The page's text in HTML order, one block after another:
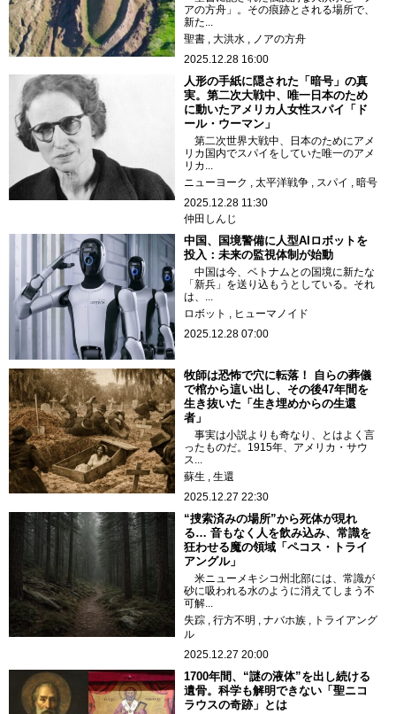
アの方舟」。その痕跡とされる場所で、
新た...
聖書
大洪水
ノアの方舟
2025.12.28 16:00
人形の手紙に隠された「暗号」の真
実。第二次大戦中、唯一日本のため
に動いたアメリカ人女性スパイ「ド
ール・ウーマン」
第二次世界大戦中、日本のためにアメ
リカ国内でスパイをしていた唯一のアメ
リカ...
ニューヨーク
太平洋戦争 スパイ
暗号
2025.12.28 11:30
仲田しんじ
中国、国境警備に人型AIロボットを
投入：未来の監視体制が始動
中国は今、ベトナムとの国境に新たな
「新兵」を送り込もうとしている。それ
は、...
ロボット
ヒューマノイド
2025.12.28 07:00
牧師は恐怖で穴に転落！ 自らの葬儀
で棺から這い出し、その後47年間を
生き抜いた「生き埋めからの生還
者」
事実は小説よりも奇なり、とはよく言
ったものだ。1915年、アメリカ・サウ
ス...
蘇生
生還
2025.12.27 22:30
“捜索済みの場所”から死体が現れ
る… 音もなく人を飲み込み、常識を
狂わせる魔の領域「ペコス・トライ
アングル」
米ニューメキシコ州北部には、常識が
砂に吸われる水のように消えてしまう不
可解...
失踪
行方不明 ナバホ族
トライアング
ル
2025.12.27 20:00
1700年間、“謎の液体”を出し続ける
遺骨。科学も解明できない「聖ニコ
ラウスの奇跡」とは